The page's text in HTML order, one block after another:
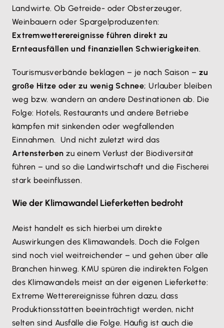
Landwirte. Ob Getreide- oder Obsterzeuger,
Weinbauern oder Spargelproduzenten:
Extremwetterereignisse führen direkt zu
Ernteausfällen und finanziellen Schwierigkeiten.
Tourismusverbände beklagen – je nach Saison –zu
große Hitze oder zu wenig Schnee; Urlauber bleiben
weg bzw. wandern an andere Destinationen ab. Die
Folge: Hotels, Restaurants und andere Betriebe
kämpfen mit sinkenden oder wegfallenden
Einnahmen. Und nicht zuletzt wird das
Artensterben zu einem Verlust der Biodiversität
führen – und so die Landwirtschaft und die Fischerei
stark beeinflussen.
Wie der Klimawandel Lieferketten bedroht
Meist handelt es sich hierbei um direkte
Auswirkungen des Klimawandels. Doch die Folgen
sind noch viel weitreichender – und gehen über alle
Branchen hinweg. KMU spüren die indirekten Folgen
des Klimawandels meist an der eigenen Lieferkette:
Extreme Wetterereignisse führen dazu, dass
Produktionsstätten beeinträchtigt werden, nicht
selten sind Ausfälle die Folge. Häufig ist auch die